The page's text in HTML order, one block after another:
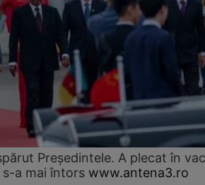
Președintele. A plecat în
s-a mai întors www.antena3.ro